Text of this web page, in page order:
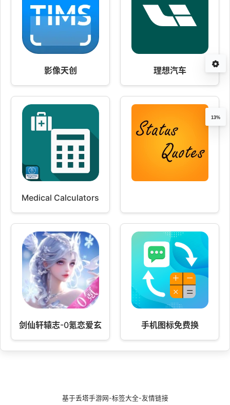
影像天创 理想汽车
Medical Calculators
剑仙轩辕志-0氪恋爱玄幻修仙国风 v100.0.26
手机图标免费换
13%
基于丢塔手游网 -标签大全-友情链接